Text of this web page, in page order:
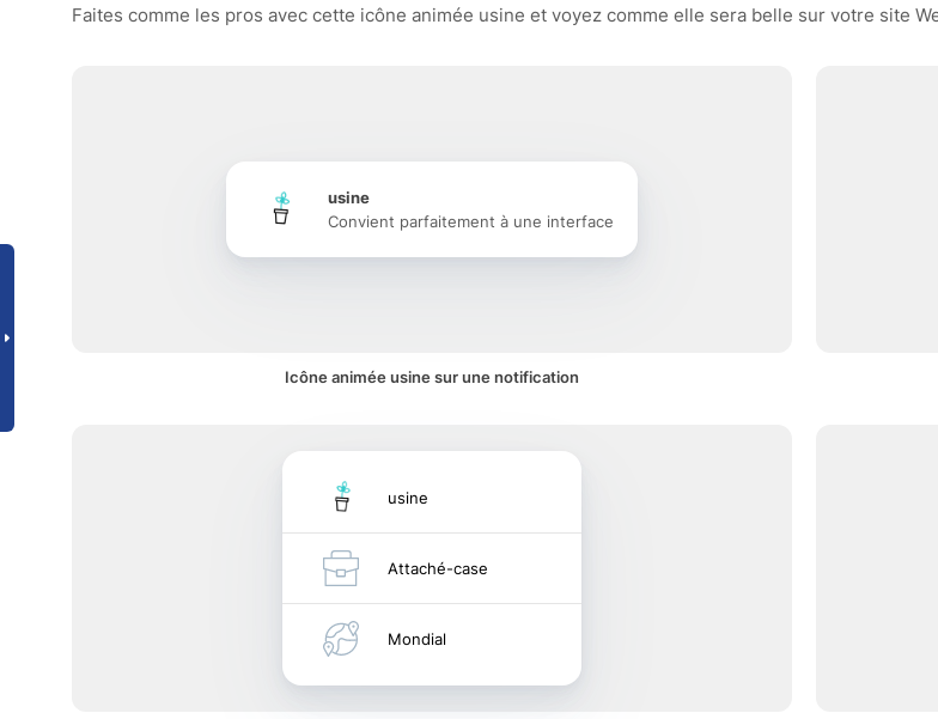
Faites comme les pros avec cette icône animée usine et voyez comme elle sera belle sur votre site
usine
Convient parfaitement à une interface
Icône animée usine sur une notification
usine
Attaché-case
Mondial